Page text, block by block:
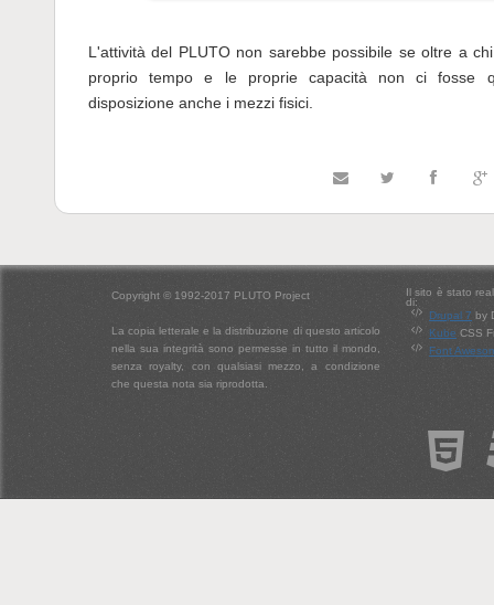
L'attività del PLUTO non sarebbe possibile se oltre a
proprio tempo e le proprie capacità non ci fosse
disposizione anche i mezzi fisici.
Copyright © 1992-2017 PLUTO Project
La copia letterale e la distribuzione di questo articolo
nella sua integrità sono permesse in tutto il mondo,
senza royalty, con qualsiasi mezzo, a condizione
che questa nota sia riprodotta.
Il sito è stato
di:
Drupal 7 by
Kube CSS
Font